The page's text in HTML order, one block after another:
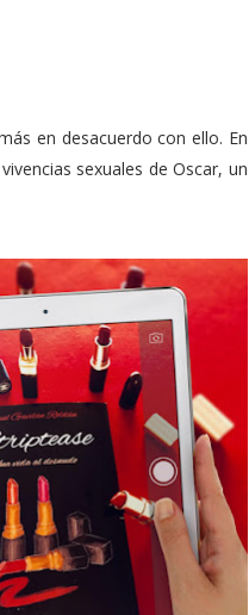
en desacuerdo con ello. En
sexuales de Oscar, un